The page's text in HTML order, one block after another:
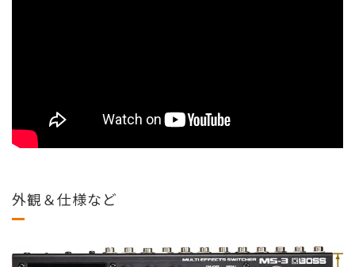
外観＆仕様など